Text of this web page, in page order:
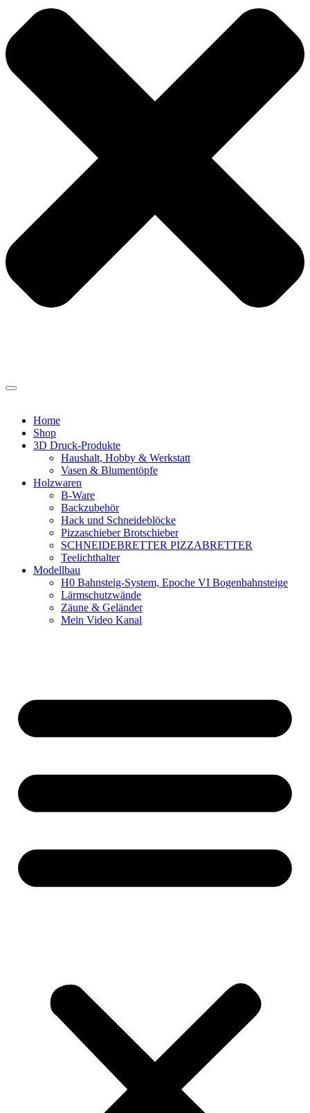
Home
Shop
3D Druck-Produkte
Haushalt, Hobby & Werkstatt
Vasen & Blumentöpfe
Holzwaren
B-Ware
Backzubehör
Hack und Schneideblöcke
Pizzaschieber Brotschieber
SCHNEIDEBRETTER PIZZABRETTER
Teelichthalter
Modellbau
H0 Bahnsteig-System, Epoche VI Bogenbahnsteige
Lärmschutzwände
Zäune & Geländer
Mein Video Kanal